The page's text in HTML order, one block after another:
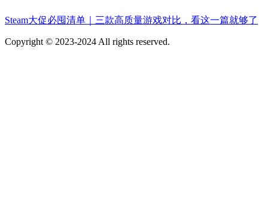
Steam大促必囤清单｜三款高质量游戏对比，看这一篇就够了
Copyright © 2023-2024 All rights reserved.